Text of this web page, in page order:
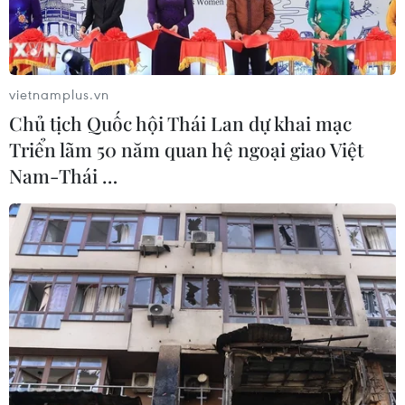
Thanh sắt đâm vào ngực của bệnh nhân. (Ảnh: PV/Vietnam+)
Rạng sáng 10/4, các bác sỹ Bệnh viện E (Hà Nội)
đã phẫu thuật cứu sống một nam thanh niên bị
một thanh sắt dạng ống có đường kính gần
vietnamplus.vn
Chủ tịch Quốc hội Thái Lan dự khai mạc
Triển lãm 50 năm quan hệ ngoại giao Việt
Nam-Thái …